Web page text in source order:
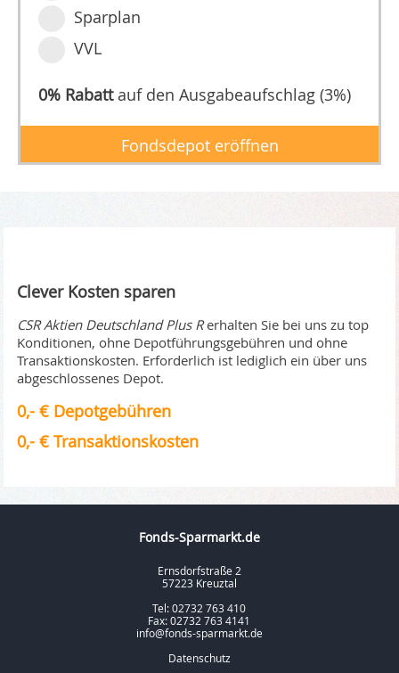
Sparplan
VVL
0% Rabattauf den Ausgabeaufschlag (3%)
Fondsdepot eröffnen
Clever Kosten sparen
CSR Aktien Deutschland Plus Rerhalten Sie bei uns zu top
Konditionen, ohne Depotführungsgebühren und ohne
Transaktionskosten. Erforderlich ist lediglich ein über uns
abgeschlossenes Depot.
0,- € Depotgebühren
0,- € Transaktionskosten
Fonds-Sparmarkt.de
Ernsdorfstraße 2
57223 Kreuztal
Tel: 02732 763 410
Fax: 02732 763 4141
info@fonds-sparmarkt.de
Datenschutz